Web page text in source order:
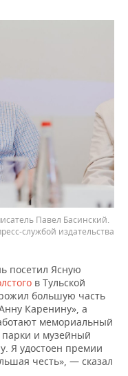
Павел Басинский.
службой издательства
посетил Ясную
в Тульской
большую часть
Каренину», а
мемориальный
парки и музейный
Я удостоен премии
честь», — сказал